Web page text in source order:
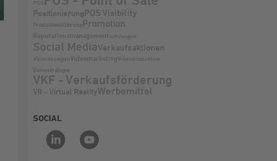
POS
Positionierung POS Visibility
Produkteinführung Promotion
Reputationsmanagement Schulungen
Social MediaVerkaufsaktionen
Videoanzeigen Videomarketing Videoproduktion
Videostrategie
VKF - Verkaufsförderung
VR - Virtual RealityWerbemittel
SOCIAL